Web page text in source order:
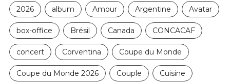
2026 album Amour Argentine Avatar
box-office Brésil Canada CONCACAF
concert Corventina Coupe du Monde
Coupe du Monde 2026 Couple Cuisine